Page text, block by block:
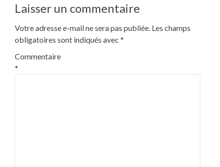
l’article
Laisser un commentaire
Votre adresse e-mail ne sera pas publiée. Les champs
obligatoires sont indiqués avec *
Commentaire
*